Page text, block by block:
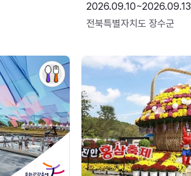
2026.09.10~2026.09.13
전북특별자치도 장수군